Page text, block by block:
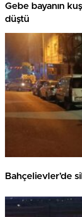
Gebe bayanın
düştü
Bahçelievler’de